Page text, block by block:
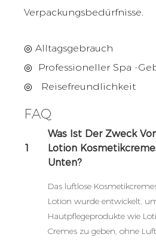
Verpackungsbedürfnisse.
◎ Alltagsgebrauch
◎
Professioneller Spa -
◎
Reisefreundlichkeit
FAQ
1
Was Ist Der Zweck
Lotion
Unten?
Das luftlose
Lotion wurde entwickelt,
Hautpflegeprodukte wie
Cremes zu geben, ohne